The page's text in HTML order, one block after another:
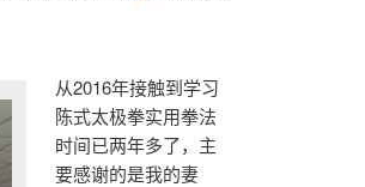
从2016年接触到学习
陈式太极拳实用拳法
时间已两年多了，主
要感谢的是我的妻